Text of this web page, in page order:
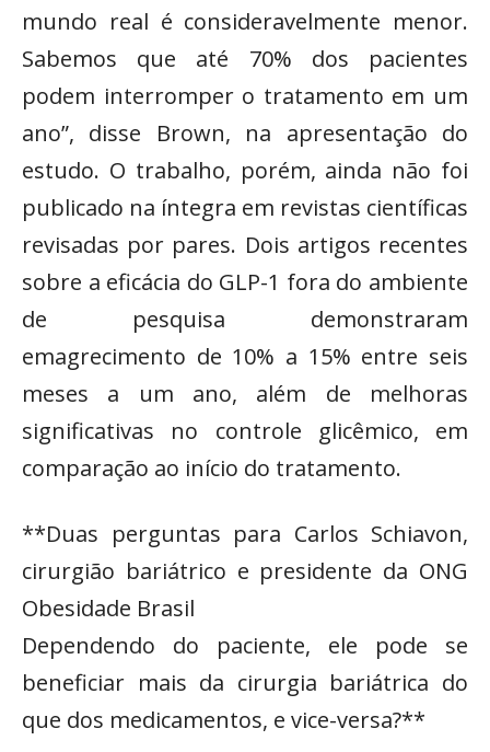
mundo real é consideravelmente menor.
Sabemos que até 70% dos pacientes
podem interromper o tratamento em um
ano”, disse Brown, na apresentação do
estudo. O trabalho, porém, ainda não foi
publicado na íntegra em revistas científicas
revisadas por pares. Dois artigos recentes
sobre a eficácia do GLP-1 fora do ambiente
de pesquisa demonstraram
emagrecimento de 10% a 15% entre seis
meses a um ano, além de melhoras
significativas no controle glicêmico, em
comparação ao início do tratamento.
**Duas perguntas para Carlos Schiavon,
cirurgião bariátrico e presidente da ONG
Obesidade Brasil
Dependendo do paciente, ele pode se
beneficiar mais da cirurgia bariátrica do
que dos medicamentos, e vice-versa?**